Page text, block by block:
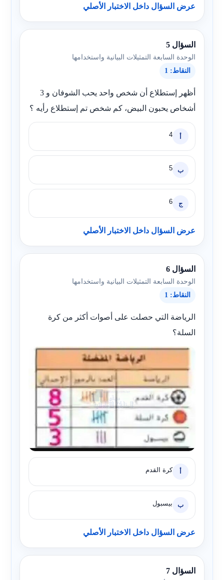
عرض السؤال داخل الاختبار الأصلي
السؤال 5
الوحدة السابعة التمثيلات البيانية واستخدامها
النقاط: 1
أظهر إستطلاع أن شخص واحد يحب الشوفان و 3
أشخاص يحبون البيض، كم شخص تم إستطلاع رأيه ؟
4
ب 5
ج 6
عرض السؤال داخل الاختبار الأصلي
السؤال 6
الوحدة السابعة التمثيلات البيانية واستخدامها
النقاط: 1
الرياضة التي حصلت على أصوات أكثر من كرة
السلة؟
كرة القدم
ب بيسبول
عرض السؤال داخل الاختبار الأصلي
السؤال 7